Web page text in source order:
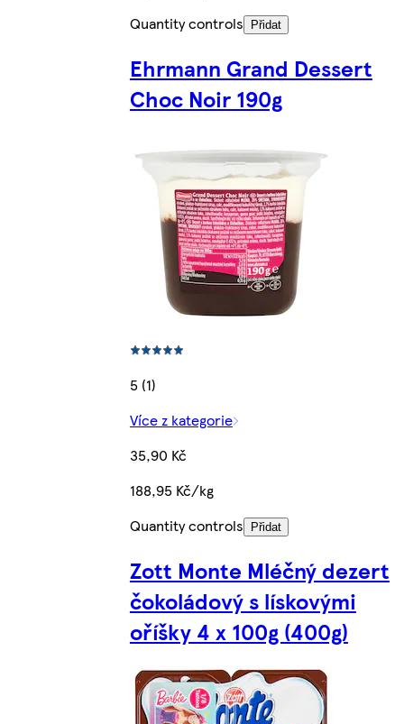
Quantity controls
Přidat
Ehrmann Grand Dessert
Choc Noir 190g
5 (1)
Více z kategorie
35,90 Kč
188,95 Kč/kg
Quantity controls
Přidat
Zott Monte Mléčný dezert
čokoládový s lískovými
oříšky 4 x 100g (400g)